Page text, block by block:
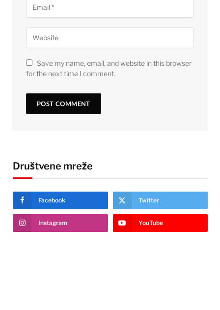
Save my name, email, and website in this browser
for the next time I comment.
Društvene mreže
Facebook Twitter
Instagram YouTube